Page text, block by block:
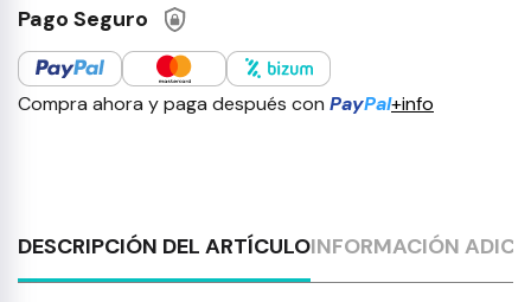
Pago Seguro
Compra ahora y paga después con PayPal+info
DESCRIPCIÓN DEL ARTÍCULOINFORMACIÓN